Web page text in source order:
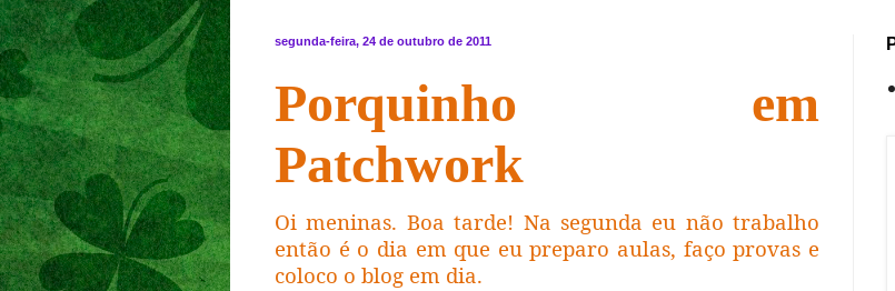
segunda-feira, 24 de outubro de 2011
Porquinho em
Patchwork
Oi meninas. Boa tarde! Na segunda eu não trabalho
então é o dia em que eu preparo aulas, faço provas e
coloco o blog em dia.